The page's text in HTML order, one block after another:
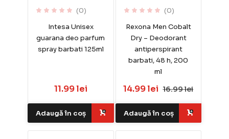
(0)
Intesa Unisex
guarana deo parfum
spray barbati 125ml
11.99 lei
Adaugă în coș
(0)
Rexona Men Cobalt
Dry – Deodorant
antiperspirant
barbati, 48 h, 200
ml
14.99 lei 16.99 lei
Adaugă în coș